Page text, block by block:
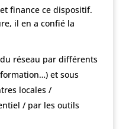
finance ce dispositif.
il en a confié la
réseau par différents
et sous
locales /
/ par les outils